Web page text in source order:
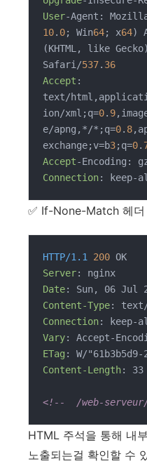
User-Agent:
10. 0; Win64; x64)
(KHTML, like
Safari/537. 36
Accept :
text/
ion/xml;q=0. 9
e/apng,*/*;q=0. 8
exchange;v=b3;q=0.
Accept
Connection
✅ If-None-Match 헤
HTTP/1.1 200
Server:
Date:
Content-Type:
Connection:
Vary:
ETag :
Content-Length: 33
<!--  /web-
HTML 주석을 통해 내
노출되는걸 확인할 수